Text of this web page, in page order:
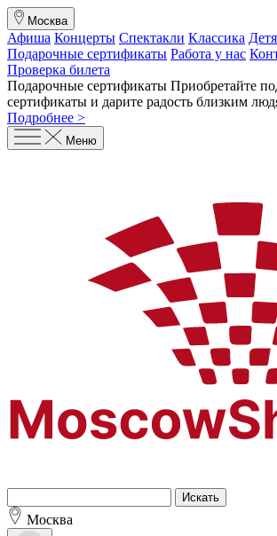
Москва
Афиша Концерты Спектакли Классика
Подарочные сертификаты Работа у нас
Проверка билета
Подарочные сертификаты Приобретайте
сертификаты и дарите радость близким
Подробнее >
Меню
Москва